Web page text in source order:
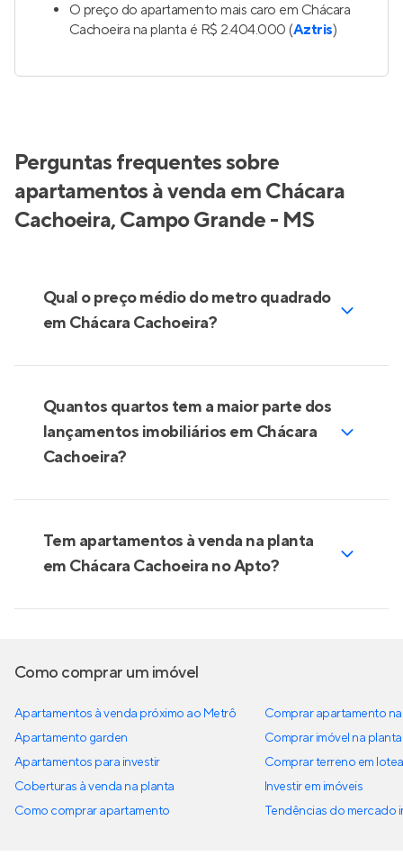
O preço do apartamento mais caro em Chácara
Cachoeira na planta é R$ 2.404.000 (Aztris)
Perguntas frequentes sobre
apartamentos à venda em Chácara
Cachoeira, Campo Grande - MS
Qual o preço médio do metro quadrado
em Chácara Cachoeira?
Quantos quartos tem a maior parte dos
lançamentos imobiliários em Chácara
Cachoeira?
Tem apartamentos à venda na planta
em Chácara Cachoeira no Apto?
Como comprar um imóvel
Apartamentos à venda próximo ao Metrô
Apartamento garden
Apartamentos para investir
Coberturas à venda na planta
Como comprar apartamento
Comprar apartamento
Comprar imóvel na planta
Comprar terreno em
Investir em imóveis
Tendências do mercado